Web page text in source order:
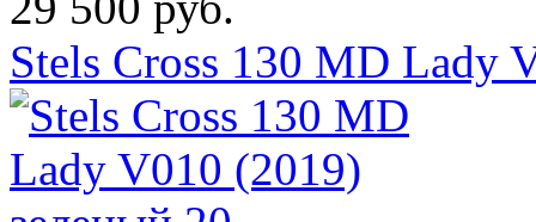
Stels Cross 130 MD Lady